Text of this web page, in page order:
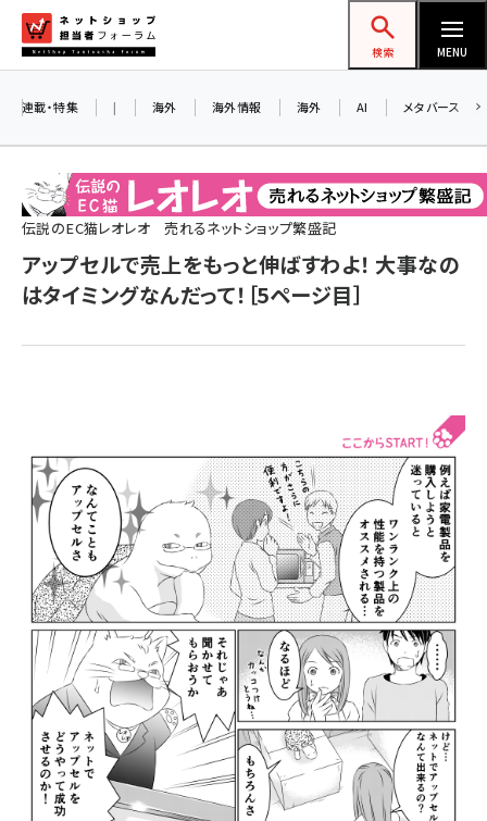
ン
ネットショップ担当者フォーラム
検索 MENU
yahoo (1908)
ビィ・フォアード (781)
revico (744)
連載・特集 | 海外 海外情報 海外 AI メタバース
伝説のEC猫レオレオ 売れるネットショップ繁盛記
アップセルで売上をもっと伸ばすわよ！ 大事なの
はタイミングなんだって！［5ページ目］
お知ら
AIが
アル
8/26
参加